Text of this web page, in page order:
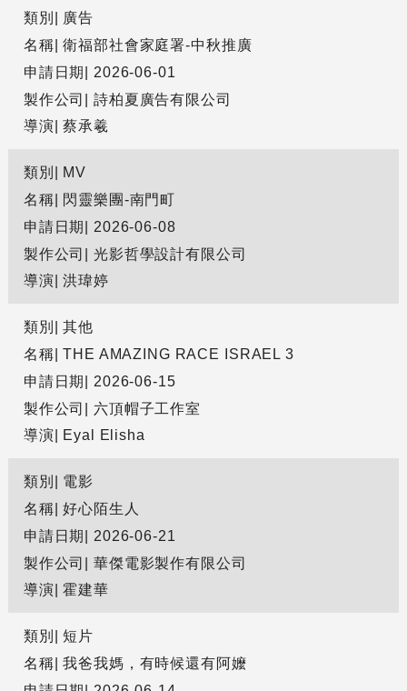
類別
廣告
名稱 衛福部社會家庭署-中秋推廣
申請日期
2026-06-01
製作公司
詩柏夏廣告有限公司
導演 蔡承羲
類別
MV
名稱
閃靈樂團-南門町
申請日期
2026-06-08
製作公司
光影哲學設計有限公司
導演 洪瑋婷
類別
其他
名稱 THE AMAZING RACE ISRAEL 3
申請日期
2026-06-15
製作公司
六頂帽子工作室
導演
Eyal Elisha
類別
電影
名稱 好心陌生人
申請日期
2026-06-21
製作公司
華傑電影製作有限公司
導演 霍建華
類別
短片
名稱 我爸我媽，有時候還有阿嬤